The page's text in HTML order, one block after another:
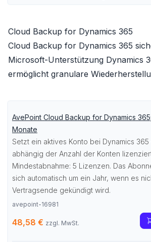
Cloud Backup for Dynamics 365
Cloud Backup for Dynamics 365
Microsoft-Unterstützung Dynamics
ermöglicht granulare
AvePoint Cloud Backup for Dynamics
Monate
Setzt ein aktives Konto bei Dynamics
abhängig der Anzahl der Konten
Mindestabnahme: 5 Lizenzen. Das
sich automatisch um ein Jahr, wenn es
Vertragsende gekündigt wird.
avepoint-16981
48,58 € zzgl. MwSt.